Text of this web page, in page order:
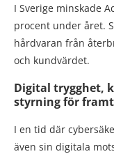
I Sverige minskade
procent under året.
hårdvaran från
och kundvärdet.
Digital trygghet,
styrning för
I en tid där
även sin digitala